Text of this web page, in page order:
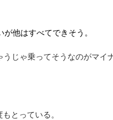
他はすべてできそう。
じゃ乗ってそうなのがマイ
とっている。